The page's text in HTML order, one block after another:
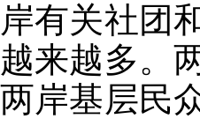
岸有关社团
越来越多。
两岸基层民